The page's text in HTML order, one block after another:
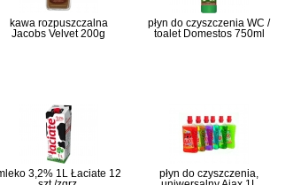
kawa rozpuszczalna
Jacobs Velvet 200g
płyn do czyszczenia WC /
toalet Domestos 750ml
3,2% 1L Łaciate 12
płyn do czyszczenia,